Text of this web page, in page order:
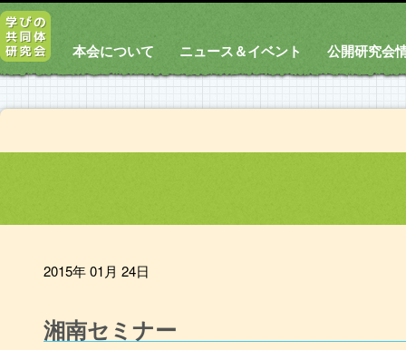
本会について ニュース＆イベント 公開研究会
2015年 01月 24日
湘南セミナー